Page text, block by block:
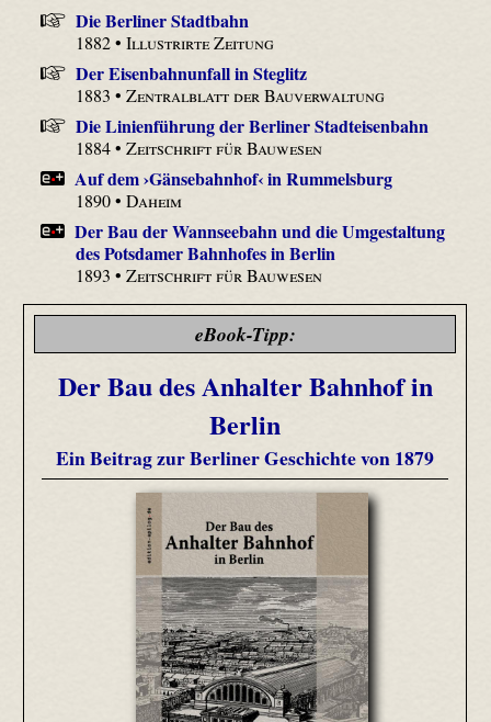
Die Berliner Stadtbahn
1882 •Illustrirte Zeitung
Der Eisenbahnunfall in Steglitz
1883 •Zentralblatt der Bauverwaltung
Die Linienführung der Berliner Stadteisenbahn
1884 •Zeitschrift für Bauwesen
Auf dem ›Gänsebahnhof‹ in Rummelsburg
1890 •Daheim
Der Bau der Wannseebahn und die Umgestaltung
des Potsdamer Bahnhofes in Berlin
1893 •Zeitschrift für Bauwesen
eBook-Tipp:
Der Bau des Anhalter Bahnhof in
Berlin
Ein Beitrag zur Berliner Geschichte von 1879